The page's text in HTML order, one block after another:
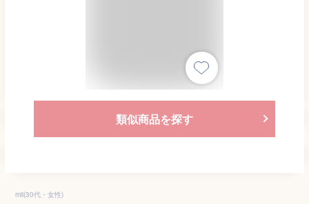
類似商品を探す
mii(30代・女性)